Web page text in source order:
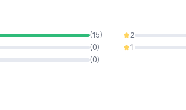
(15)
(0)
(0)
2
0%
1
0%